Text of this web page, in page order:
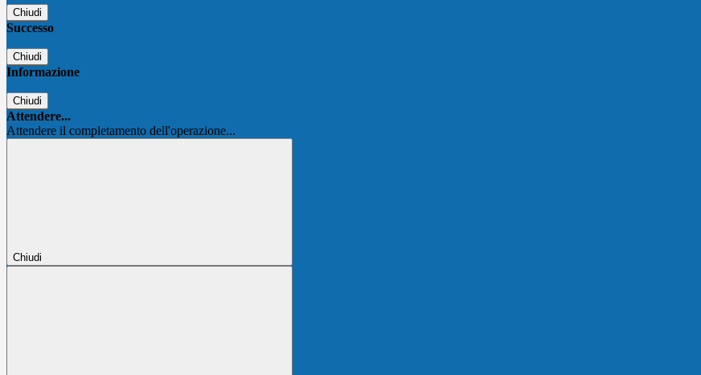
Chiudi
Successo
Chiudi
Informazione
Chiudi
Attendere...
Attendere il completamento dell'operazione...
Chiudi